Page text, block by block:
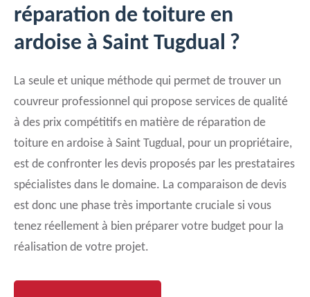
réparation de toiture en
ardoise à Saint Tugdual ?
La seule et unique méthode qui permet de trouver un
couvreur professionnel qui propose services de qualité
à des prix compétitifs en matière de réparation de
toiture en ardoise à Saint Tugdual, pour un propriétaire,
est de confronter les devis proposés par les prestataires
spécialistes dans le domaine. La comparaison de devis
est donc une phase très importante cruciale si vous
tenez réellement à bien préparer votre budget pour la
réalisation de votre projet.